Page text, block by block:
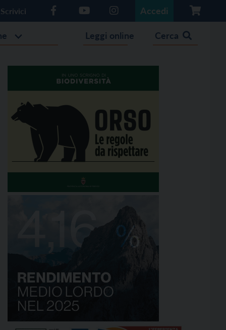
Scrivici Accedi
Leggi online Cerca